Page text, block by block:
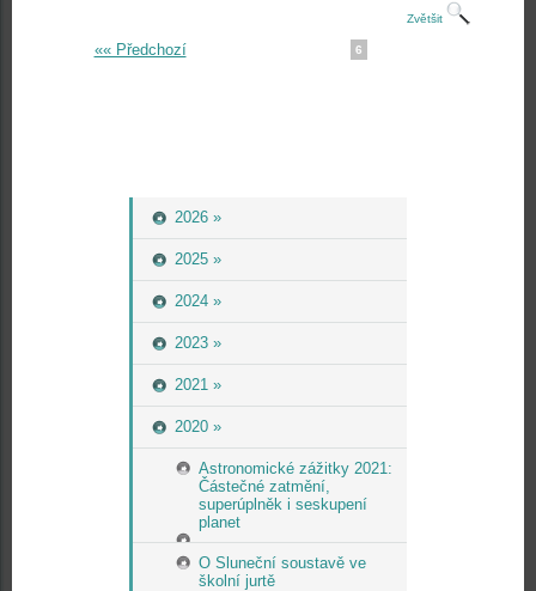
2026 »
2025 »
2024 »
2023 »
2021 »
2020 »
Astronomické zážitky 2021:
Částečné zatmění,
superúplněk i seskupení
planet
O Sluneční soustavě ve
školní jurtě
Zvětšit
«« Předchozí 6